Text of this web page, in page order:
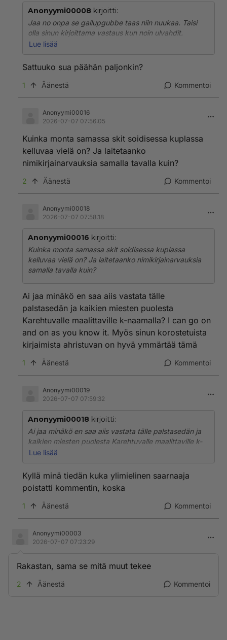
Anonyymi00008 kirjoitti:
Jaa no onpa se gallupgubbe taas niin nuukaa. Taisi
olla sinun kirjoittama vastaus kun noin ulvahdit.
Tykkäät esittää lapsellisille naisia tietyssä valossa kun
Lue lisää
Sattuuko sua päähän paljonkin?
1 Äänestä Kommentoi
Anonyymi00016
2026-07-07 07:56:05
Kuinka monta samassa skit soidisessa kuplassa
kelluvaa vielä on? Ja laitetaanko
nimikirjainarvauksia samalla tavalla kuin?
2 Äänestä Kommentoi
Anonyymi00018
2026-07-07 07:58:18
Anonyymi00016 kirjoitti:
Kuinka monta samassa skit soidisessa kuplassa
kelluvaa vielä on? Ja laitetaanko nimikirjainarvauksia
samalla tavalla kuin?
Ai jaa minäkö en saa aiis vastata tälle
palstasedän ja kaikien miesten puolesta
Karehtuvalle maalittaville k-naamalla? I can go on
and on as you know it. Myös sinun korostetuista
kirjaimista ahristuvan on hyvä ymmärtää tämä
1 Äänestä Kommentoi
Anonyymi00019
2026-07-07 07:59:32
Anonyymi00018 kirjoitti:
Ai jaa minäkö en saa aiis vastata tälle palstasedän ja
kaikien miesten puolesta Karehtuvalle maalittaville k-
naamalla? I can go on and on as you know it. Myös
ymmärtää tämä
Lue lisää
Kyllä minä tiedän kuka ylimielinen saarnaaja
poistatti kommentin, koska
1 Äänestä Kommentoi
Anonyymi00003
2026-07-07 07:23:29
Rakastan, sama se mitä muut tekee
2 Äänestä Kommentoi